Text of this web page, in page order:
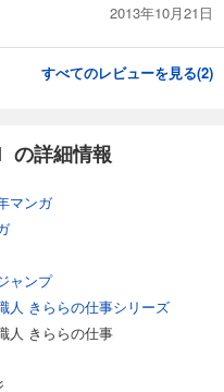
2013年10月21日
すべてのレビューを見る(2)
の詳細情報
マンガ
ャンプ
人 きららの仕事シリーズ
人 きららの仕事